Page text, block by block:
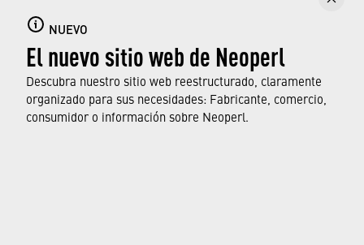
NUEVO
El nuevo sitio web de Neoperl
Descubra nuestro sitio web reestructurado, claramente
organizado para sus necesidades: Fabricante, comercio,
consumidor o información sobre Neoperl.
Sumérjase en el variado mundo de los
aireadores de Neoperl e infórmese sobre las
tareas del aireador, que se utiliza a diario en
todos los hogares.
OBTENGA MÁS INFORMACIÓN